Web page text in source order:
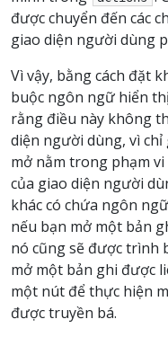
được chuyển đến các
giao diện người dùng
Vì vậy, bằng cách đặt
buộc ngôn ngữ hiển
rằng điều này không
diện người dùng, vì chỉ
mở nằm trong phạm vi
của giao diện người
khác có chứa ngôn
nếu bạn mở một bản
nó cũng sẽ được trình
mở một bản ghi được
một nút để thực hiện
được truyền bá.